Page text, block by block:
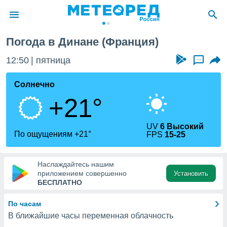
о
Вы можете
к этому
доступ
Погода в Динане (Франция)
12:50 пятница ...
Солнечно
+21°
По ощущениям +21°
UV6 Высокий
FPS 15-25
Наслаждайтесь нашим
приложением совершенно
БЕСПЛАТНО
Установить
По часам
В ближайшие часы переменная облачность